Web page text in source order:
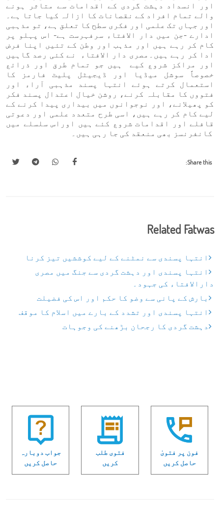
اور انسداد دہشت گردی کے اقدامات سے متاثر ہونے
والے تمام افراد کے نقصانات کا ازالہ کیا جاتا ہے۔
اور جہاں تک علمی اور فکری سطح کا تعلق ہے، تو مذہبی
ادارے -جن میں دار الافتاء سرفہرست ہے- اس پہلو پر
کام کر رہے ہیں اور مذہب اور وطن کے تئیں اپنا فرض
ادا کر رہے ہیں۔مصری دار الافتاء نے کئی رصد گاہیں
اور مراکز شروع کیے ہیں جو تمام طرق اور ذرائع
خصوصاً سوشل میڈیا اور ڈیجیٹل پلیٹ فارمز کا
استعمال کرتے ہوئے انتہا پسند مذہبی آراء اور
فتووں کا مقابلہ کرنے، روشن خیال اعتدال پسند فکر
کو پھیلانے، اور نوجوانوں میں بیداری پیدا کرنے کے
لیے کام کر رہے ہیں، اسی طرح متعدد علمی اور دعوتی
قافلے اور اقدامات شروع کئے ہیں اوراس سلسلے میں
کانفرنسز بھی منعقد کی جا رہی ہیں۔
Share this:
Related Fatwas
انتہا پسندی سے نمٹنے کے لیے کوششیں تیز کرنا
انتہا پسندی اور دہشت گردی سے جنگ میں مصری
دارالافتاء کی جہود۔
بارش کے پانی سے وضو کا حکم اور اس کی فضیلت
انتہا پسندی اور تشدد کے بارے میں اسلام کا موقف
دہشت گردی کا رجحان بڑھنے کی وجوہات
فون پر فتویٰ
حاصل کریں
فتوی طلب
کریں
جواب دوبارہ
حاصل کریں